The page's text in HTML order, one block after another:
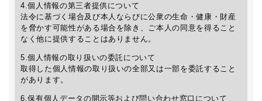
4.個人情報の第三者提供について
法令に基づく場合及び本人ならびに公衆の生命・健康・財産
を脅かす可能性がある場合を除き、ご本人の同意を得ること
なく他に提供することはありません。
5.個人情報の取り扱いの委託について
取得した個人情報の取り扱いの全部又は一部を委託すること
があります。
6.保有個人データの開示等および問い合わせ窓口について